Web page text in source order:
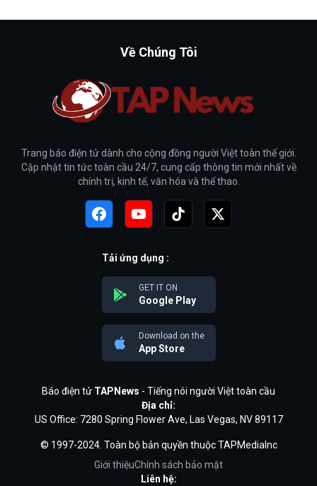
Về Chúng Tôi
Trang báo điện tử dành cho cộng đồng người Việt toàn thế giới.
Cập nhật tin tức toàn cầu 24/7, cung cấp thông tin mới nhất về
chính trị, kinh tế, văn hóa và thể thao.
Tải ứng dụng :
GET IT ON
Google Play
Download on the
App Store
Báo điện tử TAPNews - Tiếng nói người Việt toàn cầu
Địa chỉ:
US Office: 7280 Spring Flower Ave, Las Vegas, NV 89117
© 1997-2024. Toàn bộ bản quyền thuộc TAPMediaInc
Giới thiệuChính sách bảo mật
Liên hệ: